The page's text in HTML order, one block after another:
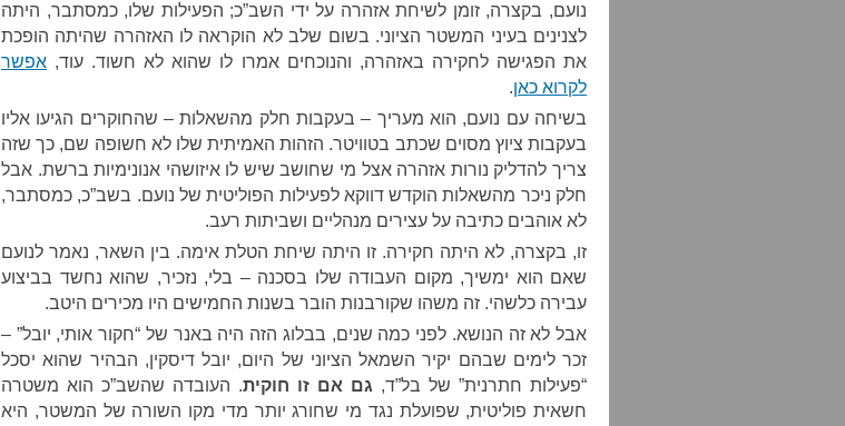
נועם, בקצרה, זומן לשיחת אזהרה על ידי השב”כ; הפעילות שלו, כמסתבר, היתה
לצנינים בעיני המשטר הציוני. בשום שלב לא הוקראה לו האזהרה שהיתה הופכת
את הפגישה לחקירה באזהרה, והנוכחים אמרו לו שהוא לא חשוד. עוד, אפשר
לקרוא כאן.
בשיחה עם נועם, הוא מעריך – בעקבות חלק מהשאלות – שהחוקרים הגיעו אליו
בעקבות ציוץ מסוים שכתב בטוויטר. הזהות האמיתית שלו לא חשופה שם, כך שזה
צריך להדליק נורות אזהרה אצל מי שחושב שיש לו איזושהי אנונימיות ברשת. אבל
חלק ניכר מהשאלות הוקדש דווקא לפעילות הפוליטית של נועם. בשב”כ, כמסתבר,
לא אוהבים כתיבה על עצירים מנהליים ושביתות רעב.
זו, בקצרה, לא היתה חקירה. זו היתה שיחת הטלת אימה. בין השאר, נאמר לנועם
שאם הוא ימשיך, מקום העבודה שלו בסכנה – בלי, נזכיר, שהוא נחשד בביצוע
עבירה כלשהי. זה משהו שקורבנות הובר בשנות החמישים היו מכירים היטב.
אבל לא זה הנושא. לפני כמה שנים, בבלוג הזה היה באנר של “חקור אותי, יובל” –
זכר לימים שבהם יקיר השמאל הציוני של היום, יובל דיסקין, הבהיר שהוא יסכל
“פעילות חתרנית” של בל”ד, גם אם זו חוקית. העובדה שהשב”כ הוא משטרה
חשאית פוליטית, שפועלת נגד מי שחורג יותר מדי מקו השורה של המשטר, היא